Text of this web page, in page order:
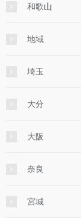
和歌山
地域
埼玉
大分
大阪
奈良
宮城